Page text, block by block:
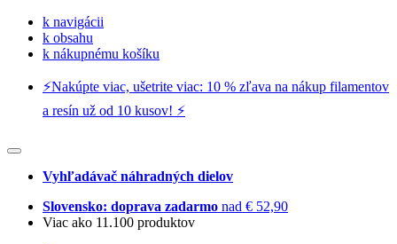
k navigácii
k obsahu
k nákupnému košíku
⚡️Nakúpte viac, ušetrite viac: 10 % zľava na nákup filamentov
a resín už od 10 kusov! ⚡️
Vyhľadávač náhradných dielov
Slovensko: doprava zadarmo nad € 52,90
Viac ako 11.100 produktov